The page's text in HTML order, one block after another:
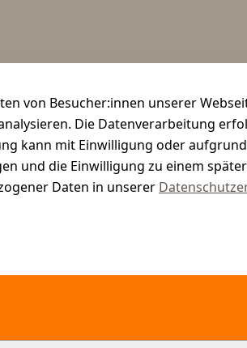
von Besucher:innen unserer
Die Datenverarbeitung
kann mit Einwilligung oder
und die Einwilligung zu einem
Daten in unserer